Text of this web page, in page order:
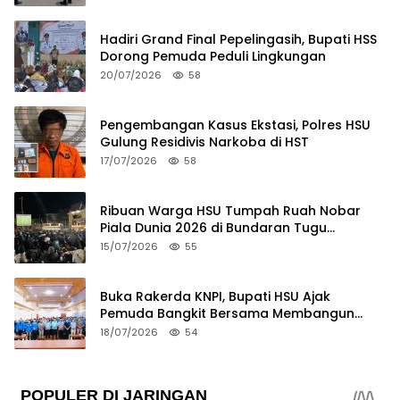
Hadiri Grand Final Pepelingasih, Bupati HSS
Dorong Pemuda Peduli Lingkungan
20/07/2026 58
Pengembangan Kasus Ekstasi, Polres HSU
Gulung Residivis Narkoba di HST
17/07/2026 58
Ribuan Warga HSU Tumpah Ruah Nobar
Piala Dunia 2026 di Bundaran Tugu
Sholawat
15/07/2026 55
Buka Rakerda KNPI, Bupati HSU Ajak
Pemuda Bangkit Bersama Membangun
Banua
18/07/2026 54